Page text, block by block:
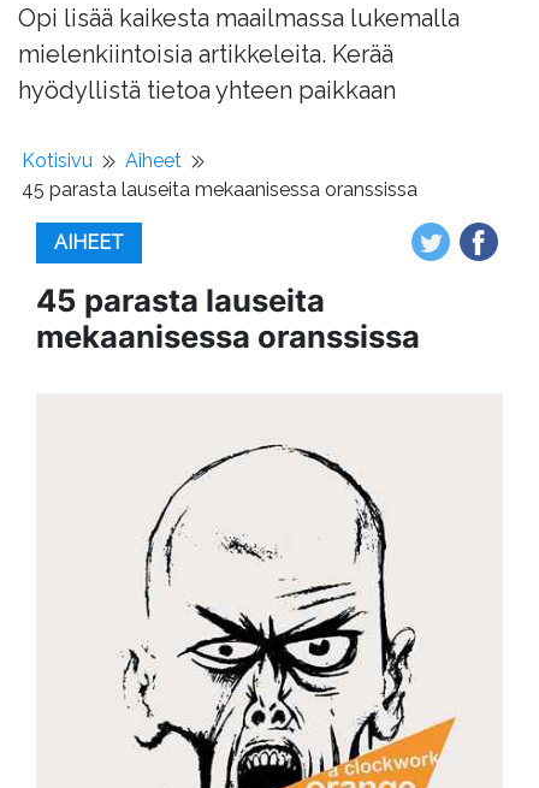
Opi lisää kaikesta maailmassa lukemalla
mielenkiintoisia artikkeleita. Kerää
hyödyllistä tietoa yhteen paikkaan
Kotisivu
Aiheet
45 parasta lauseita mekaanisessa oranssissa
AIHEET
45 parasta lauseita
mekaanisessa oranssissa